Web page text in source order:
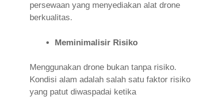
persewaan yang menyediakan alat drone
berkualitas.
Meminimalisir Risiko
Menggunakan drone bukan tanpa risiko.
Kondisi alam adalah salah satu faktor risiko
yang patut diwaspadai ketika